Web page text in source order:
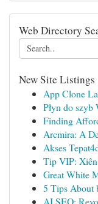
Web Directory
New Site Listings
App Clone
Płyn do
Finding
Arcmira: A
Akses
Tip VIP:
Great White
5 Tips About
AI SEO: